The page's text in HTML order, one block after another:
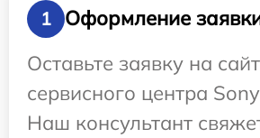
1
Оформление
Оставьте заявку на
сервисного центра
Наш консультант